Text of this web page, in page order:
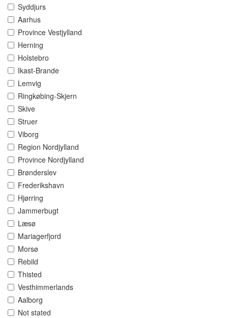
Syddjurs
Aarhus
Province Vestjylland
Herning
Holstebro
Ikast-Brande
Lemvig
Ringkøbing-Skjern
Skive
Struer
Viborg
Region Nordjylland
Province Nordjylland
Brønderslev
Frederikshavn
Hjørring
Jammerbugt
Læsø
Mariagerfjord
Morsø
Rebild
Thisted
Vesthimmerlands
Aalborg
Not stated